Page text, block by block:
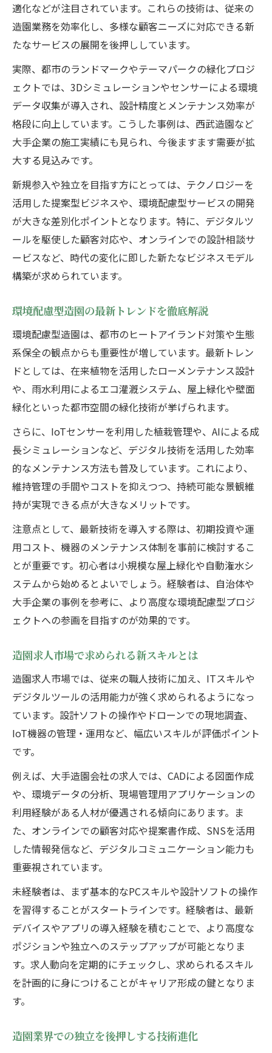
適化などが注目されています。これらの技術は、従来の
造園業務を効率化し、多様な顧客ニーズに対応できる新
たなサービスの展開を後押ししています。
実際、都市のランドマークやテーマパークの緑化プロジ
ェクトでは、3Dシミュレーションやセンサーによる環境
データ収集が導入され、設計精度とメンテナンス効率が
格段に向上しています。こうした事例は、西武造園など
大手企業の施工実績にも見られ、今後ますます需要が拡
大する見込みです。
新規参入や独立を目指す方にとっては、テクノロジーを
活用した提案型ビジネスや、環境配慮型サービスの開発
が大きな差別化ポイントとなります。特に、デジタルツ
ールを駆使した顧客対応や、オンラインでの設計相談サ
ービスなど、時代の変化に即した新たなビジネスモデル
構築が求められています。
環境配慮型造園の最新トレンドを徹底解説
環境配慮型造園は、都市のヒートアイランド対策や生態
系保全の観点からも重要性が増しています。最新トレン
ドとしては、在来植物を活用したローメンテナンス設計
や、雨水利用によるエコ灌漑システム、屋上緑化や壁面
緑化といった都市空間の緑化技術が挙げられます。
さらに、IoTセンサーを利用した植栽管理や、AIによる成
長シミュレーションなど、デジタル技術を活用した効率
的なメンテナンス方法も普及しています。これにより、
維持管理の手間やコストを抑えつつ、持続可能な景観維
持が実現できる点が大きなメリットです。
注意点として、最新技術を導入する際は、初期投資や運
用コスト、機器のメンテナンス体制を事前に検討するこ
とが重要です。初心者は小規模な屋上緑化や自動潅水シ
ステムから始めるとよいでしょう。経験者は、自治体や
大手企業の事例を参考に、より高度な環境配慮型プロジ
ェクトへの参画を目指すのが効果的です。
造園求人市場で求められる新スキルとは
造園求人市場では、従来の職人技術に加え、ITスキルや
デジタルツールの活用能力が強く求められるようになっ
ています。設計ソフトの操作やドローンでの現地調査、
IoT機器の管理・運用など、幅広いスキルが評価ポイント
です。
例えば、大手造園会社の求人では、CADによる図面作成
や、環境データの分析、現場管理用アプリケーションの
利用経験がある人材が優遇される傾向にあります。ま
た、オンラインでの顧客対応や提案書作成、SNSを活用
した情報発信など、デジタルコミュニケーション能力も
重要視されています。
未経験者は、まず基本的なPCスキルや設計ソフトの操作
を習得することがスタートラインです。経験者は、最新
デバイスやアプリの導入経験を積むことで、より高度な
ポジションや独立へのステップアップが可能となりま
す。求人動向を定期的にチェックし、求められるスキル
を計画的に身につけることがキャリア形成の鍵となりま
す。
造園業界での独立を後押しする技術進化